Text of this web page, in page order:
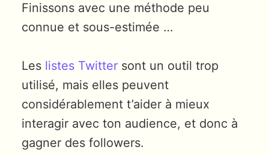
Finissons avec une méthode peu
connue et sous-estimée …
Les listes Twitter sont un outil trop
utilisé, mais elles peuvent
considérablement t’aider à mieux
interagir avec ton audience, et donc à
gagner des followers.